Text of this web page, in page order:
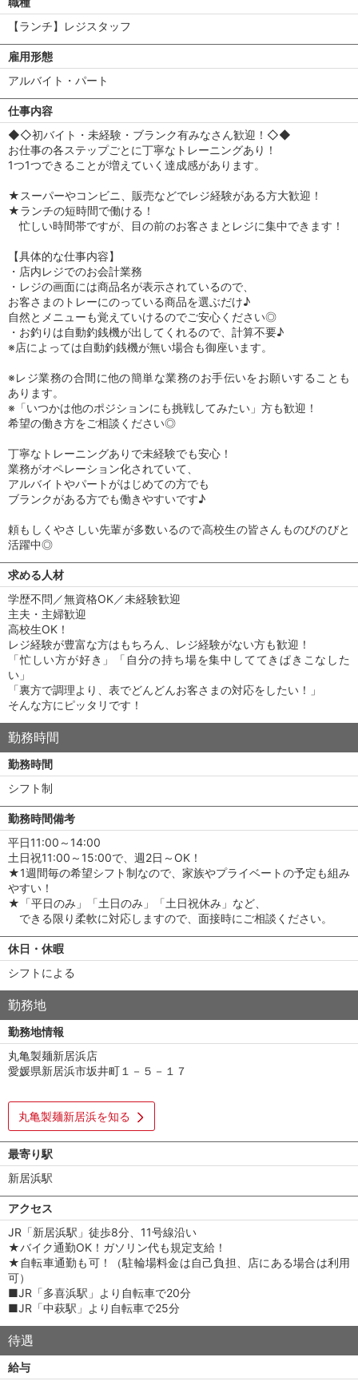
【ランチ】レジスタッフ
雇用形態
アルバイト・パート
仕事内容
◆◇初バイト・未経験・ブランク有みなさん歓迎！◇◆
お仕事の各ステップごとに丁寧なトレーニングあり！
1つ1つできることが増えていく達成感があります。
★スーパーやコンビニ、販売などでレジ経験がある方大歓迎！
★ランチの短時間で働ける！
忙しい時間帯ですが、目の前のお客さまとレジに集中できます！
【具体的な仕事内容】
・店内レジでのお会計業務
・レジの画面には商品名が表示されているので、
お客さまのトレーにのっている商品を選ぶだけ♪
自然とメニューも覚えていけるのでご安心ください◎
・お釣りは自動釣銭機が出してくれるので、計算不要♪
※店によっては自動釣銭機が無い場合も御座います。
※レジ業務の合間に他の簡単な業務のお手伝いをお願いすることも
あります。
※「いつかは他のポジションにも挑戦してみたい」方も歓迎！
希望の働き方をご相談ください◎
丁寧なトレーニングありで未経験でも安心！
業務がオペレーション化されていて、
アルバイトやパートがはじめての方でも
ブランクがある方でも働きやすいです♪
頼もしくやさしい先輩が多数いるので高校生の皆さんものびのびと
活躍中◎
求める人材
学歴不問／無資格OK／未経験歓迎
主夫・主婦歓迎
高校生OK！
レジ経験が豊富な方はもちろん、レジ経験がない方も歓迎！
「忙しい方が好き」「自分の持ち場を集中しててきぱきこなした
い」
「裏方で調理より、表でどんどんお客さまの対応をしたい！」
そんな方にピッタリです！
勤務時間
勤務時間
シフト制
勤務時間備考
平日11:00～14:00
土日祝11:00～15:00で、週2日～OK！
★1週間毎の希望シフト制なので、家族やプライベートの予定も組み
やすい！
★「平日のみ」「土日のみ」「土日祝休み」など、
できる限り柔軟に対応しますので、面接時にご相談ください。
休日・休暇
シフトによる
勤務地
勤務地情報
丸亀製麺新居浜店
愛媛県新居浜市坂井町１－５－１７
丸亀製麺新居浜を知る
最寄り駅
新居浜駅
アクセス
JR「新居浜駅」徒歩8分、11号線沿い
★バイク通勤OK！ガソリン代も規定支給！
★自転車通勤も可！（駐輪場料金は自己負担、店にある場合は利用
可）
■JR「多喜浜駅」より自転車で20分
■JR「中萩駅」より自転車で25分
待遇
給与